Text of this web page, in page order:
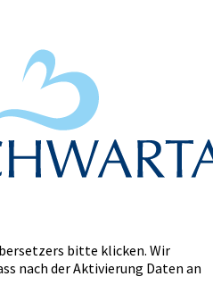
bitte klicken. Wir
nach der Aktivierung Daten an